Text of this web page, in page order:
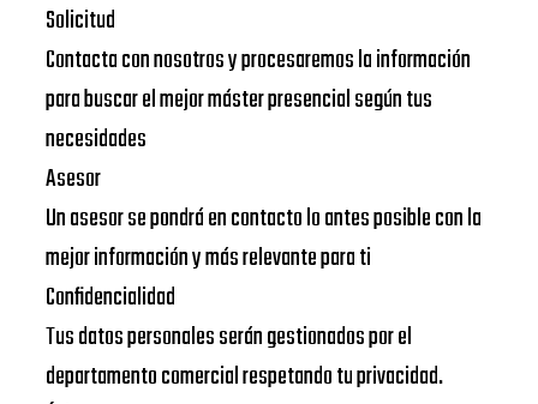
Solicitud
Contacta con nosotros y procesaremos la información
para buscar el mejor máster presencial según tus
necesidades
Asesor
Un asesor se pondrá en contacto lo antes posible con la
mejor información y más relevante para ti
Confidencialidad
Tus datos personales serán gestionados por el
departamento comercial respetando tu privacidad.